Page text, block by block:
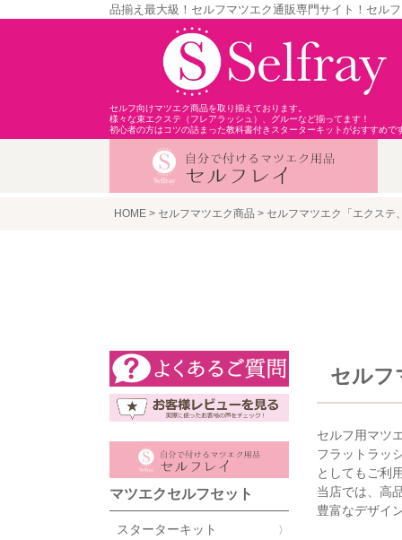
品揃え最大級！セルフマツエク通販専門サイト！セル
セルフ向けマツエク商品を取り揃えております。
様々な束エクステ（フレアラッシュ）、グルーなど揃ってます！
初心者の方はコツの詰まった教科書付きスターターキットがおすすめで
HOME セルフマツエク商品 セルフマツエク「エクステ
マツエクセルフセット
スターターキット
セルフ
セルフ用マツ
フラットラッ
としてもご利
当店では、高
豊富なデザイ